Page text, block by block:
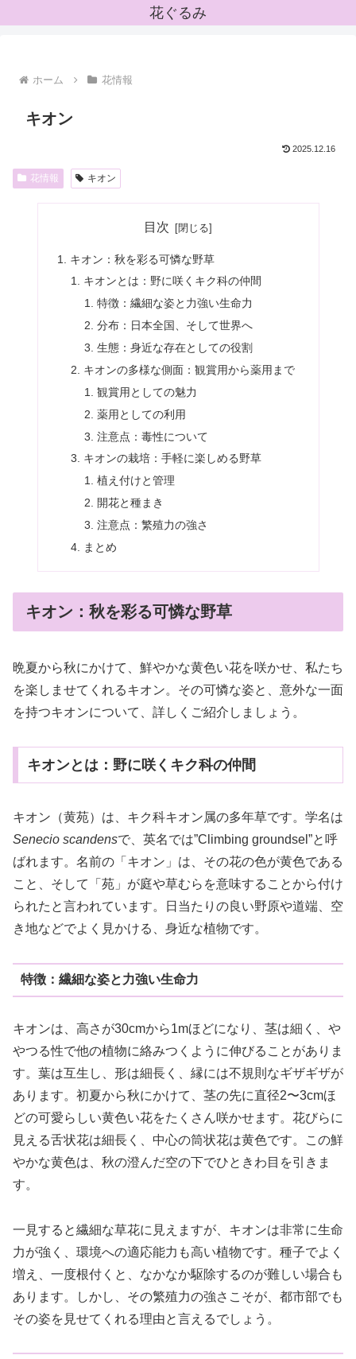
花ぐるみ
ホーム 花情報
キオン
2025.12.16
花情報 キオン
目次
キオン：秋を彩る可憐な野草
キオンとは：野に咲くキク科の仲間
特徴：繊細な姿と力強い生命力
分布：日本全国、そして世界へ
生態：身近な存在としての役割
キオンの多様な側面：観賞用から薬用まで
観賞用としての魅力
薬用としての利用
注意点：毒性について
キオンの栽培：手軽に楽しめる野草
植え付けと管理
開花と種まき
注意点：繁殖力の強さ
まとめ
キオン：秋を彩る可憐な野草
晩夏から秋にかけて、鮮やかな黄色い花を咲かせ、私たち
を楽しませてくれるキオン。その可憐な姿と、意外な一面
を持つキオンについて、詳しくご紹介しましょう。
キオンとは：野に咲くキク科の仲間
キオン（黄苑）は、キク科キオン属の多年草です。学名は
Senecio scandensで、英名では”Climbing groundsel”と呼
ばれます。名前の「キオン」は、その花の色が黄色である
こと、そして「苑」が庭や草むらを意味することから付け
られたと言われています。日当たりの良い野原や道端、空
き地などでよく見かける、身近な植物です。
特徴：繊細な姿と力強い生命力
キオンは、高さが30cmから1mほどになり、茎は細く、や
やつる性で他の植物に絡みつくように伸びることがありま
す。葉は互生し、形は細長く、縁には不規則なギザギザが
あります。初夏から秋にかけて、茎の先に直径2〜3cmほ
どの可愛らしい黄色い花をたくさん咲かせます。花びらに
見える舌状花は細長く、中心の筒状花は黄色です。この鮮
やかな黄色は、秋の澄んだ空の下でひときわ目を引きま
す。
一見すると繊細な草花に見えますが、キオンは非常に生命
力が強く、環境への適応能力も高い植物です。種子でよく
増え、一度根付くと、なかなか駆除するのが難しい場合も
あります。しかし、その繁殖力の強さこそが、都市部でも
その姿を見せてくれる理由と言えるでしょう。